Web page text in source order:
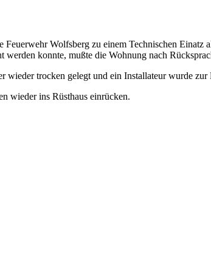
Wolfsberg zu einem Technischen
konnte, mußte die Wohnung nach
wieder trocken gelegt und ein Installateur wurde zur
wieder ins Rüsthaus einrücken.